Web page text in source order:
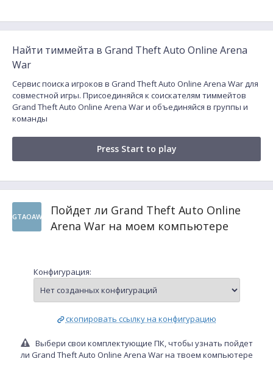
Найти тиммейта в Grand Theft Auto Online Arena
War
Сервис поиска игроков в Grand Theft Auto Online Arena War для
совместной игры. Присоединяйся к соискателям тиммейтов
Grand Theft Auto Online Arena War и объединяйся в группы и
команды
Press Start to play
GTAOAW
Пойдет ли Grand Theft Auto Online
Arena War на моем компьютере
Конфигурация:
скопировать ссылку на конфигурацию
Выбери свои комплектующие ПК, чтобы узнать пойдет
ли Grand Theft Auto Online Arena War на твоем компьютере